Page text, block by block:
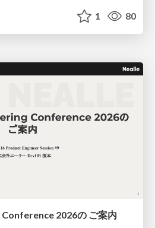
1 80
2026の ご案内